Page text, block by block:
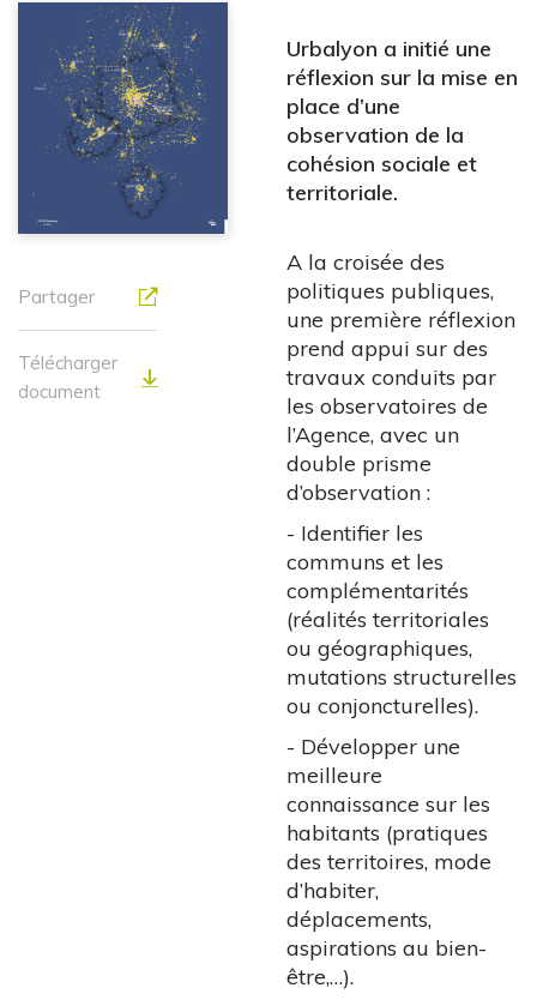
Partager
Télécharger
document
Urbalyon a initié une
réflexion sur la mise en
place d’une
observation de la
cohésion sociale et
territoriale.
A la croisée des
politiques publiques,
une première réflexion
prend appui sur des
travaux conduits par
les observatoires de
l’Agence, avec un
double prisme
d’observation :
- Identifier les
communs et les
complémentarités
(réalités territoriales
ou géographiques,
mutations structurelles
ou conjoncturelles).
- Développer une
meilleure
connaissance sur les
habitants (pratiques
des territoires, mode
d’habiter,
déplacements,
aspirations au bien-
être,…).